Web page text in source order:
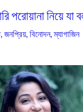
পরোয়ানা নিয়ে যা
,জনপ্রিয়,বিনোদন,ম্যাগাজিন